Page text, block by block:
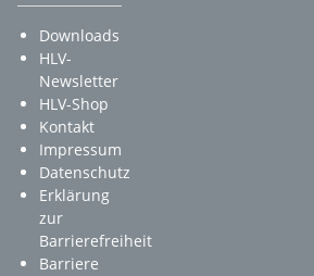
Downloads
HLV-
Newsletter
HLV-Shop
Kontakt
Impressum
Datenschutz
Erklärung
zur
Barrierefreiheit
Barriere